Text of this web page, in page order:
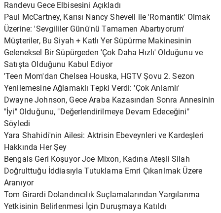
Randevu Gece Elbisesini Açıkladı
Paul McCartney, Karısı Nancy Shevell ile 'Romantik' Olmak
Üzerine: 'Sevgililer Günü'nü Tamamen Abartıyorum'
Müşteriler, Bu Siyah + Katlı Yer Süpürme Makinesinin
Geleneksel Bir Süpürgeden 'Çok Daha Hızlı' Olduğunu ve
Satışta Olduğunu Kabul Ediyor
'Teen Mom'dan Chelsea Houska, HGTV Şovu 2. Sezon
Yenilemesine Ağlamaklı Tepki Verdi: 'Çok Anlamlı'
Dwayne Johnson, Gece Araba Kazasından Sonra Annesinin
"İyi" Olduğunu, "Değerlendirilmeye Devam Edeceğini"
Söyledi
Yara Shahidi'nin Ailesi: Aktrisin Ebeveynleri ve Kardeşleri
Hakkında Her Şey
Bengals Geri Koşuyor Joe Mixon, Kadına Ateşli Silah
Doğrulttuğu İddiasıyla Tutuklama Emri Çıkarılmak Üzere
Aranıyor
Tom Girardi Dolandırıcılık Suçlamalarından Yargılanma
Yetkisinin Belirlenmesi İçin Duruşmaya Katıldı